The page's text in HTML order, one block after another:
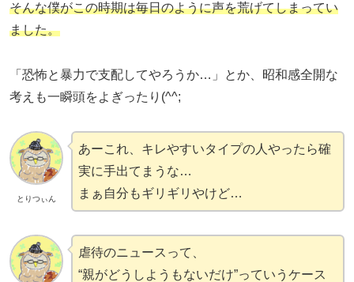
そんな僕がこの時期は毎日のように声を荒げてしまってい
ました。
「恐怖と暴力で支配してやろうか…」とか、昭和感全開な
考えも一瞬頭をよぎったり(^^;
とりつぃん
あーこれ、キレやすいタイプの人やったら確
実に手出てまうな…
まぁ自分もギリギリやけど…
虐待のニュースって、
“親がどうしようもないだけ”っていうケース